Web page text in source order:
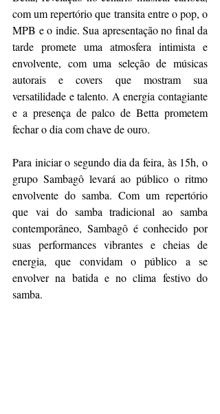
com um repertório que transita entre o pop, o
MPB e o indie. Sua apresentação no final da
tarde promete uma atmosfera intimista e
envolvente, com uma seleção de músicas
autorais e covers que mostram sua
versatilidade e talento. A energia contagiante
e a presença de palco de Betta prometem
fechar o dia com chave de ouro.
Para iniciar o segundo dia da feira, às 15h, o
grupo Sambagô levará ao público o ritmo
envolvente do samba. Com um repertório
que vai do samba tradicional ao samba
contemporâneo, Sambagô é conhecido por
suas performances vibrantes e cheias de
energia, que convidam o público a se
envolver na batida e no clima festivo do
samba.